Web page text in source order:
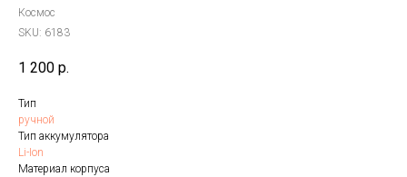
Космос
SKU: 6183
1 200 р.
Тип
ручной
Тип аккумулятора
Li-Ion
Материал корпуса